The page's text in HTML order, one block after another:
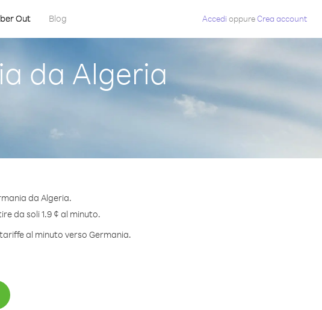
Out Blog Accedi oppureCrea account
da Algeria
da Algeria.
da soli 1.9 ¢ al minuto.
al minuto verso Germania.